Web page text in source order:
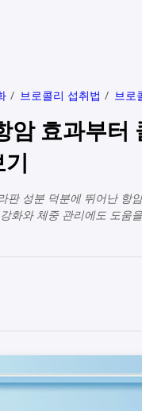
브로콜리 섭취법 브로
암 효과부터
판 성분 덕분에 뛰어난
화와 체중 관리에도 도움